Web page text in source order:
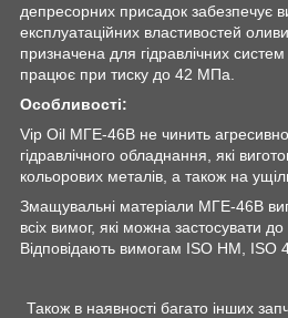
депресорних присадок забезпечує
експлуатаційних властивостей
призначена для гідравлічних систем
працює при тиску до 42 МПа.
Особливості:
Vip Oil МГЕ-46В не чинить
гідравлічного обладнання, які
кольорових металів, а також на
Змащувальні матеріали МГЕ-46В
всіх вимог, які можна застосувати до
Відповідають вимогам ISO HM, ISO
Також в наявності багато інших